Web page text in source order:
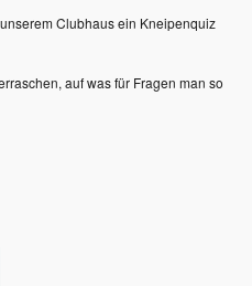
Clubhaus ein Kneipenquiz
auf was für Fragen man so